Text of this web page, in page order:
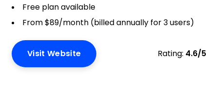
Free plan available
From $89/month (billed annually for 3 users)
Visit Website Rating: 4.6/5